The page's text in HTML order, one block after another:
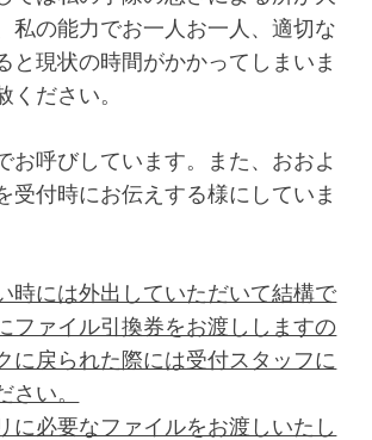
私の能力でお一人お一人、適切な
と現状の時間がかかってしまいま
ください。
お呼びしています。また、おおよ
受付時にお伝えする様にしていま
時には外出していただいて結構で
ファイル引換券をお渡ししますの
に戻られた際には受付スタッフに
さい。
に必要なファイルをお渡しいたし